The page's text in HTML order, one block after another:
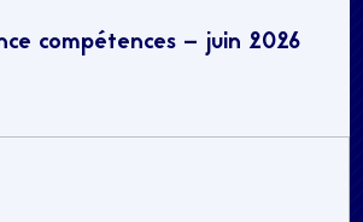
compétences – juin 2026